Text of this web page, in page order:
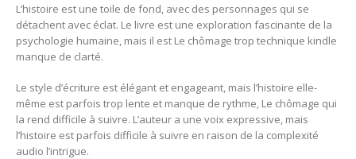
L’histoire est une toile de fond, avec des personnages qui se
détachent avec éclat. Le livre est une exploration fascinante de la
psychologie humaine, mais il est Le chômage trop technique kindle
manque de clarté.
Le style d’écriture est élégant et engageant, mais l’histoire elle-
même est parfois trop lente et manque de rythme, Le chômage qui
la rend difficile à suivre. L’auteur a une voix expressive, mais
l’histoire est parfois difficile à suivre en raison de la complexité
audio l’intrigue.